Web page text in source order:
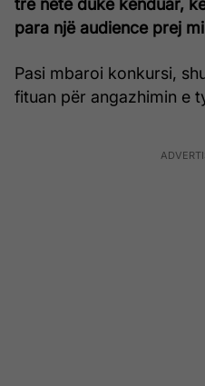
tre netë duke kënduar,
para një audience prej
Pasi mbaroi konkursi,
fituan për angazhimin e